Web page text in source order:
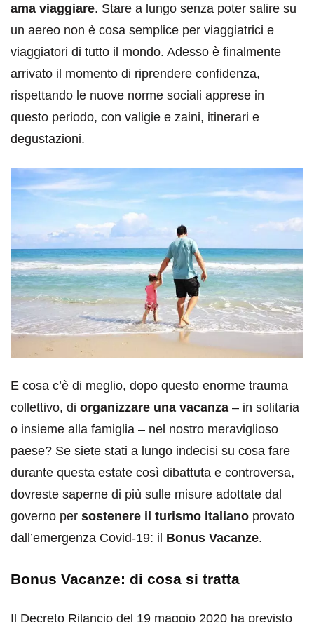
ama viaggiare. Stare a lungo senza poter salire su
un aereo non è cosa semplice per viaggiatrici e
viaggiatori di tutto il mondo. Adesso è finalmente
arrivato il momento di riprendere confidenza,
rispettando le nuove norme sociali apprese in
questo periodo, con valigie e zaini, itinerari e
degustazioni.
E cosa c’è di meglio, dopo questo enorme trauma
collettivo, di organizzare una vacanza – in solitaria
o insieme alla famiglia – nel nostro meraviglioso
paese? Se siete stati a lungo indecisi su cosa fare
durante questa estate così dibattuta e controversa,
dovreste saperne di più sulle misure adottate dal
governo per sostenere il turismo italiano provato
dall’emergenza Covid-19: il Bonus Vacanze.
Bonus Vacanze: di cosa si tratta
Il Decreto Rilancio del 19 maggio 2020 ha previsto